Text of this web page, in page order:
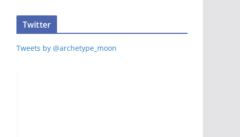
Twitter
Tweets by @archetype_moon